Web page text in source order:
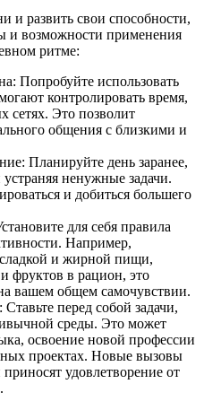
и развить свои способности,
и возможности применения
ритме:
Попробуйте использовать
контролировать время,
сетях. Это позволит
общения с близкими и
Планируйте день заранее,
ненужные задачи.
и добиться большего
для себя правила
Например,
сладкой и жирной пищи,
фруктов в рацион, это
вашем общем самочувствии.
перед собой задачи,
среды. Это может
освоение новой профессии
проектах. Новые вызовы
удовлетворение от